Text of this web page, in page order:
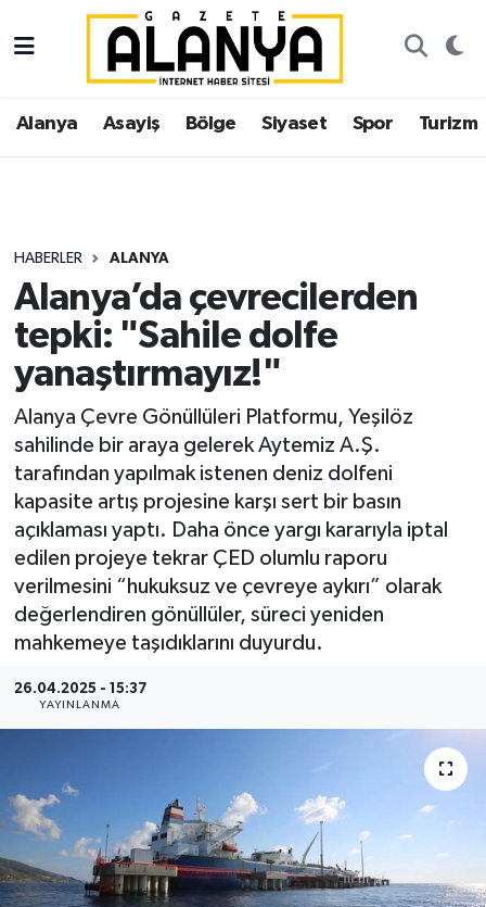
Alanya Asayiş Bölge Siyaset Spor Turizm
HABERLER ALANYA
Alanya’da çevrecilerden
tepki: "Sahile dolfe
yanaştırmayız!"
Alanya Çevre Gönüllüleri Platformu, Yeşilöz
sahilinde bir araya gelerek Aytemiz A.Ş.
tarafından yapılmak istenen deniz dolfeni
kapasite artış projesine karşı sert bir basın
açıklaması yaptı. Daha önce yargı kararıyla iptal
edilen projeye tekrar ÇED olumlu raporu
verilmesini “hukuksuz ve çevreye aykırı” olarak
değerlendiren gönüllüler, süreci yeniden
mahkemeye taşıdıklarını duyurdu.
26.04.2025 - 15:37
YAYINLANMA
Alanya
Asayiş
Siyaset
Spor
Turizm
Ekonomi
Gazipaşa
İstanbul Nöbetçi Eczaneler
İstanbul Hava Durumu
Süper Lig Puan Durumu ve Fikstür
Tüm Manşetler
Son Dakika Haberleri
Haber Arşivi